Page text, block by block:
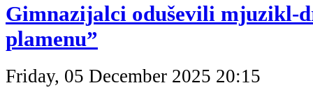
Gimnazijalci oduševili mjuzikl-
plamenu”
Friday, 05 December 2025 20:15